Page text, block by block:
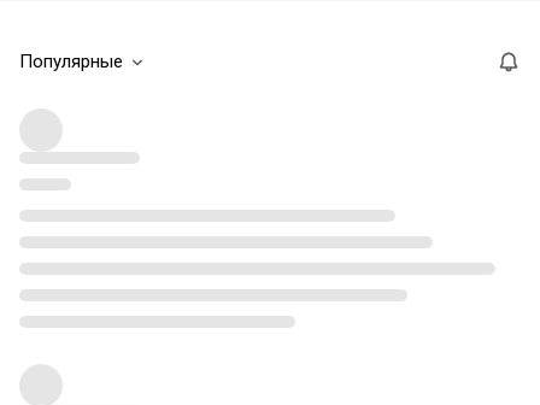
Популярные